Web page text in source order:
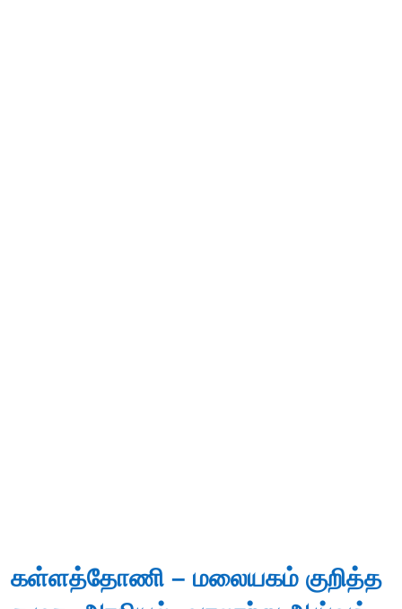
கள்ளத்தோணி – மலையகம் குறித்த